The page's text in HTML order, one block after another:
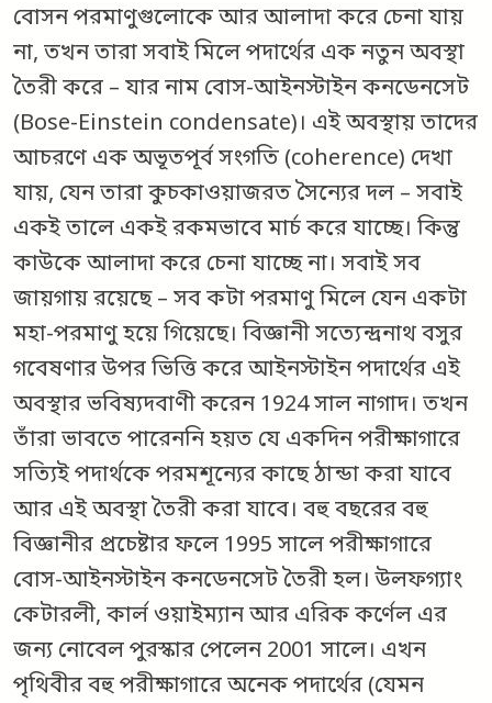
বোসন পরমাণুগুলোকে আর আলাদা করে চেনা যায়
না, তখন তারা সবাই মিলে পদার্থের এক নতুন অবস্থা
তৈরী করে – যার নাম বোস-আইনস্টাইন কনডেনসেট
(Bose-Einstein condensate)। এই অবস্থায় তাদের
আচরণে এক অভূতপূর্ব সংগতি (coherence) দেখা
যায়, যেন তারা কুচকাওয়াজরত সৈন্যের দল – সবাই
একই তালে একই রকমভাবে মার্চ করে যাচ্ছে। কিন্তু
কাউকে আলাদা করে চেনা যাচ্ছে না। সবাই সব
জায়গায় রয়েছে – সব কটা পরমাণু মিলে যেন একটা
মহা-পরমাণু হয়ে গিয়েছে। বিজ্ঞানী সত্যেন্দ্রনাথ বসুর
গবেষণার উপর ভিত্তি করে আইনস্টাইন পদার্থের এই
অবস্থার ভবিষ্যদবাণী করেন 1924 সাল নাগাদ। তখন
তাঁরা ভাবতে পারেননি হয়ত যে একদিন পরীক্ষাগারে
সত্যিই পদার্থকে পরমশূন্যের কাছে ঠান্ডা করা যাবে
আর এই অবস্থা তৈরী করা যাবে। বহু বছরের বহু
বিজ্ঞানীর প্রচেষ্টার ফলে 1995 সালে পরীক্ষাগারে
বোস-আইনস্টাইন কনডেনসেট তৈরী হল। উলফগ্যাং
কেটারলী, কার্ল ওয়াইম্যান আর এরিক কর্ণেল এর
জন্য নোবেল পুরস্কার পেলেন 2001 সালে। এখন
পৃথিবীর বহু পরীক্ষাগারে অনেক পদার্থের (যেমন